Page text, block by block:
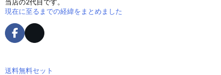
現在に至るまでの経緯をまとめました
送料無料セット